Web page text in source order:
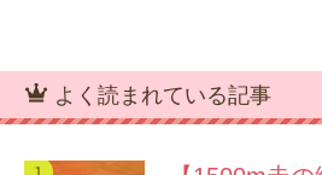
よく読まれている記事